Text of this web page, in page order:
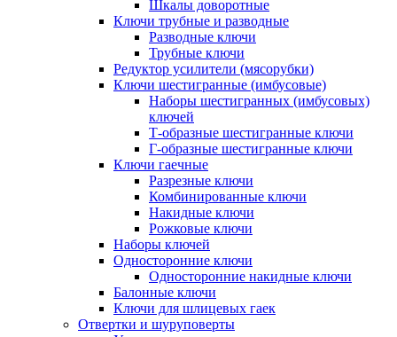
Шкалы доворотные
Ключи трубные и разводные
Разводные ключи
Трубные ключи
Редуктор усилители (мясорубки)
Ключи шестигранные (имбусовые)
Наборы шестигранных (имбусовых)
ключей
Т-образные шестигранные ключи
Г-образные шестигранные ключи
Ключи гаечные
Разрезные ключи
Комбинированные ключи
Накидные ключи
Рожковые ключи
Наборы ключей
Односторонние ключи
Односторонние накидные ключи
Балонные ключи
Ключи для шлицевых гаек
Отвертки и шуруповерты